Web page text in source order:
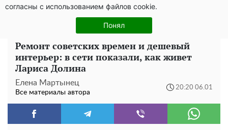
согласны с использованием файлов cookie.
Понял
Как участник боевых действий может оформить
льготу на оплату коммунальных услуг: инструкция
Ремонт советских времен и дешевый
интерьер: в сети показали, как живет
Лариса Долина
Елена Мартынец
Все материалы автора
20:20 06.01